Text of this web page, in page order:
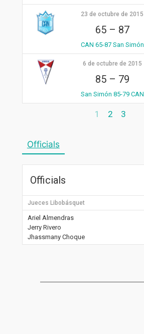
23 de octubre de 2015
65– 87
CAN 65-87 San Simón
6 de octubre de 2015
85– 79
San Simón 85-79 CAN
1 2 3
Officials
Officials
Jueces Libobásquet
Ariel Almendras
Jerry Rivero
Jhassmany Choque